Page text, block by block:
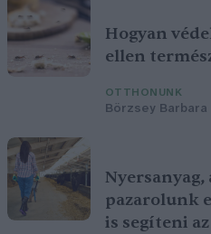
Hogyan
ellen
OTTHONUNK
Börzsey Barbara
pazarolunk
is segíteni